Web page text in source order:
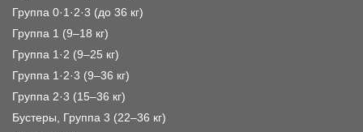
Группа 0·1·2·3 (до 36 кг)
Группа 1 (9–18 кг)
Группа 1·2 (9–25 кг)
Группа 1·2·3 (9–36 кг)
Группа 2·3 (15–36 кг)
Бустеры, Группа 3 (22–36 кг)